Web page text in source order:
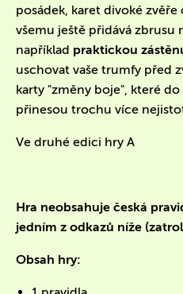
posádek, karet divoké
všemu ještě přidává zbrusu
například praktickou
uschovat vaše trumfy před
karty "změny boje", které
přinesou trochu více
Ve druhé edici hry A
Hra neobsahuje česká
jedním z odkazů níže
Obsah hry: